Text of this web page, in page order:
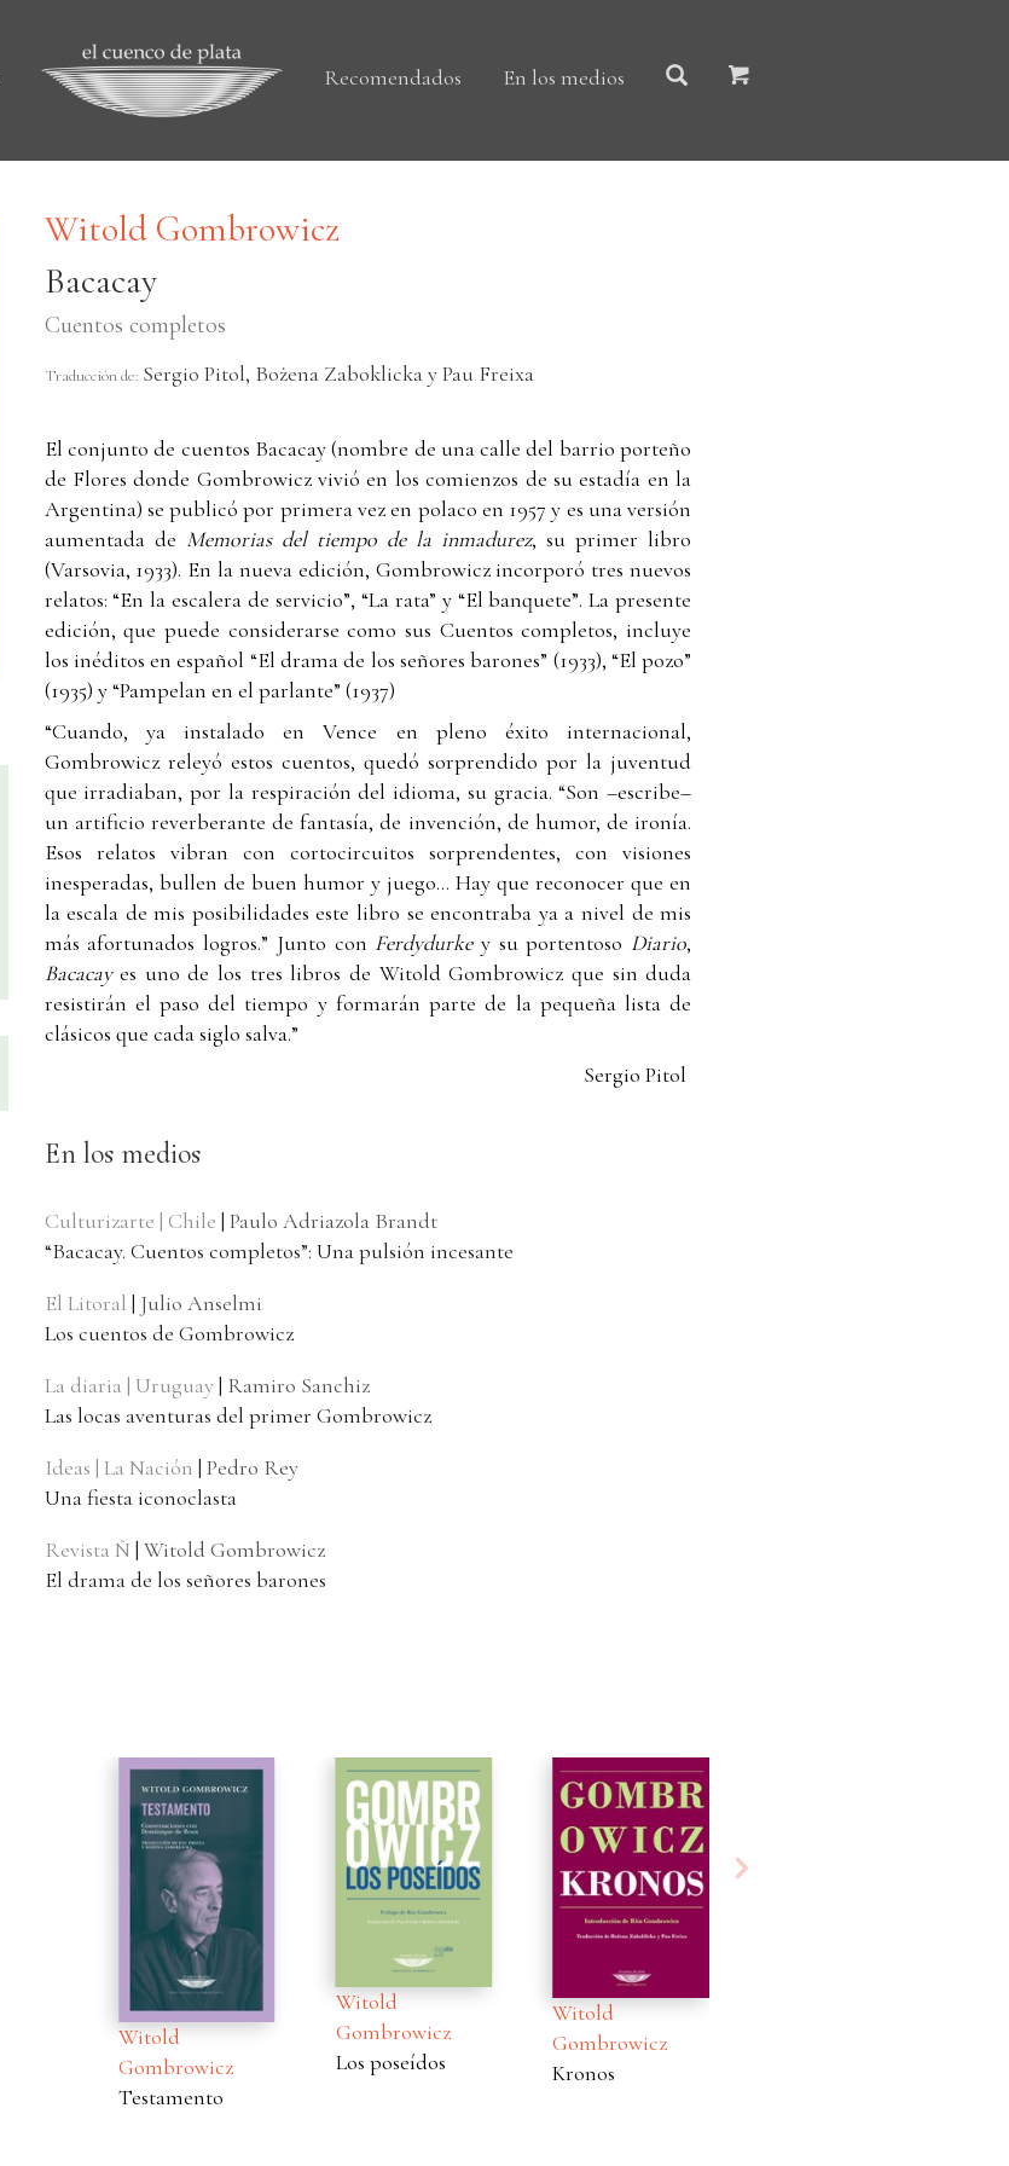
Recomendados En los medios
Witold Gombrowicz
Bacacay
Cuentos completos
Traducción de: Sergio Pitol, Bożena Zaboklicka y Pau Freixa
El conjunto de cuentos Bacacay (nombre de una calle del barrio porteño
de Flores donde Gombrowicz vivió en los comienzos de su estadía en la
Argentina) se publicó por primera vez en polaco en 1957 y es una versión
aumentada de Memorias del tiempo de la inmadurez, su primer libro
(Varsovia, 1933). En la nueva edición, Gombrowicz incorporó tres nuevos
relatos: “En la escalera de servicio”, “La rata” y “El banquete”. La presente
edición, que puede considerarse como sus Cuentos completos, incluye
los inéditos en español “El drama de los señores barones” (1933), “El pozo”
(1935) y “Pampelan en el parlante” (1937)
“Cuando, ya instalado en Vence en pleno éxito internacional,
Gombrowicz releyó estos cuentos, quedó sorprendido por la juventud
que irradiaban, por la respiración del idioma, su gracia. “Son –escribe–
un artificio reverberante de fantasía, de invención, de humor, de ironía.
Esos relatos vibran con cortocircuitos sorprendentes, con visiones
inesperadas, bullen de buen humor y juego… Hay que reconocer que en
la escala de mis posibilidades este libro se encontraba ya a nivel de mis
más afortunados logros.” Junto con Ferdydurkey su portentoso Diario,
Bacacayes uno de los tres libros de Witold Gombrowicz que sin duda
resistirán el paso del tiempo y formarán parte de la pequeña lista de
clásicos que cada siglo salva.”
Sergio Pitol
En los medios
Culturizarte | Chile | Paulo Adriazola Brandt
“Bacacay. Cuentos completos”: Una pulsión incesante
El Litoral | Julio Anselmi
Los cuentos de Gombrowicz
La diaria | Uruguay| Ramiro Sanchiz
Las locas aventuras del primer Gombrowicz
Ideas | La Nación | Pedro Rey
Una fiesta iconoclasta
Revista Ñ | Witold Gombrowicz
El drama de los señores barones
Witold
Gombrowicz
Los poseídos
Witold
Gombrowicz
Kronos
Witold
Gombrowicz
Recuerdos de